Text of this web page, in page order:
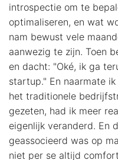
introspectie om te
optimaliseren, en wat
nam bewust vele
aanwezig te zijn. Toen
en dacht: "Oké, ik ga
startup." En naarmate
het traditionele
gezeten, had ik meer
eigenlijk veranderd. En
geassocieerd was op
niet per se altijd